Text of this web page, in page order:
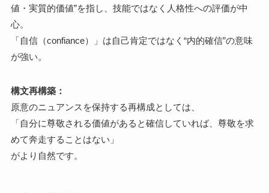
値・実質的価値”を指し、技能ではなく人格性への評価が中
心。
「自信（confiance）」は自己肯定ではなく“内的確信”の意味
が強い。
構文再構築：
原意のニュアンスを保持する再構成としては、
「自分に尊敬される価値があると確信していれば、尊敬を求
めて奔走することはない」
がより自然です。